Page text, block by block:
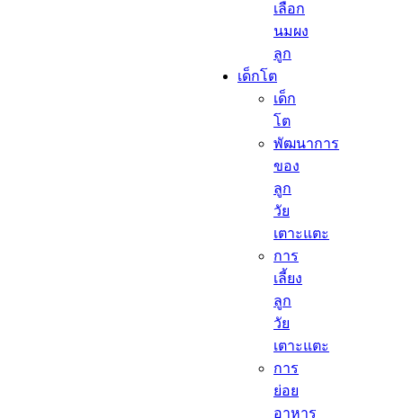
เลือก
นมผง
ลูก​
เด็กโต​
เด็ก
โต​
พัฒนาการ
ของ
ลูก
วัย
เตาะแตะ
การ
เลี้ยง
ลูก
วัย
เตาะแตะ
การ
ย่อย
อาหาร